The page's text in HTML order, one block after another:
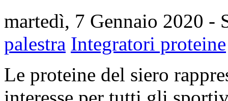
martedì, 7 Gennaio 2020 -
palestra Integratori proteine
Le proteine del siero